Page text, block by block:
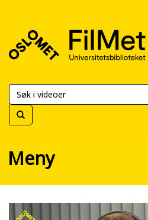
FilMet
Meny